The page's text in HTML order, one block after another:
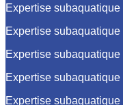
Expertise
Expertise
Expertise
Expertise
Expertise